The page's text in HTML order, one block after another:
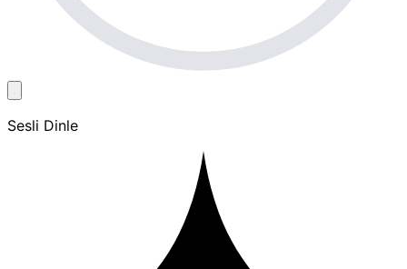
Sesli Dinle